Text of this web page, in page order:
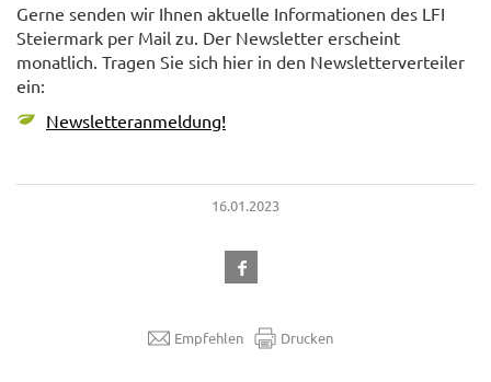
Gerne senden wir Ihnen aktuelle Informationen des LFI
Steiermark per Mail zu. Der Newsletter erscheint
monatlich. Tragen Sie sich hier in den Newsletterverteiler
ein:
Newsletteranmeldung!
16.01.2023
Empfehlen Drucken